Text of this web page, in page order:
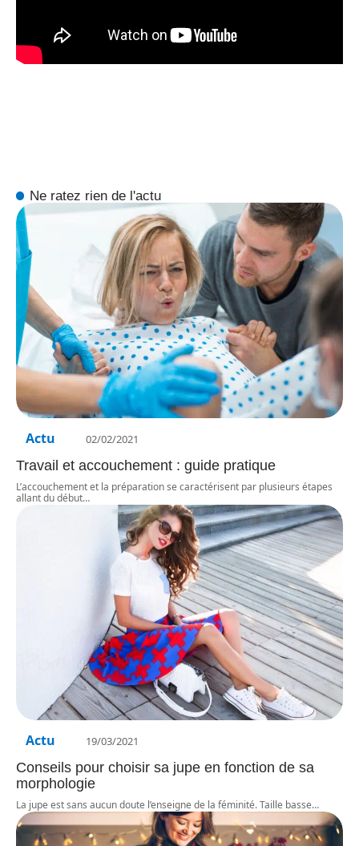
Ne ratez rien de l'actu
Actu 02/02/2021
Travail et accouchement : guide pratique
L’accouchement et la préparation se caractérisent par plusieurs étapes
allant du début…
Actu 19/03/2021
Conseils pour choisir sa jupe en fonction de sa
morphologie
La jupe est sans aucun doute l’enseigne de la féminité. Taille basse…